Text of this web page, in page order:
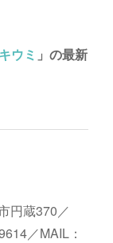
ウミ 」の最新
円蔵370／
／MAIL：